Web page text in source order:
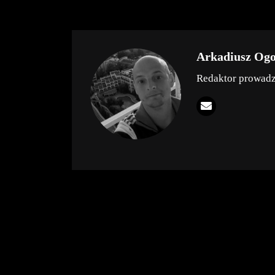
Arkadiusz
Redaktor